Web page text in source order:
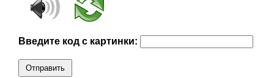
Введите код с картинки:
Отправить